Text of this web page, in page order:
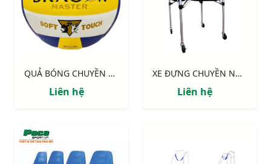
QUẢ BÓNG CHUYỀN THĂNG LONG 7400
Liên hệ
XE ĐỰNG CHUYỀN NHÔM S30530
Liên hệ